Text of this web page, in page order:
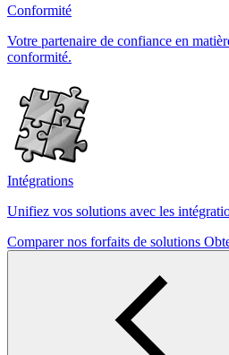
Conformité
Votre partenaire de confiance en
conformité.
Intégrations
Unifiez vos solutions avec les
Comparer nos forfaits de solutions